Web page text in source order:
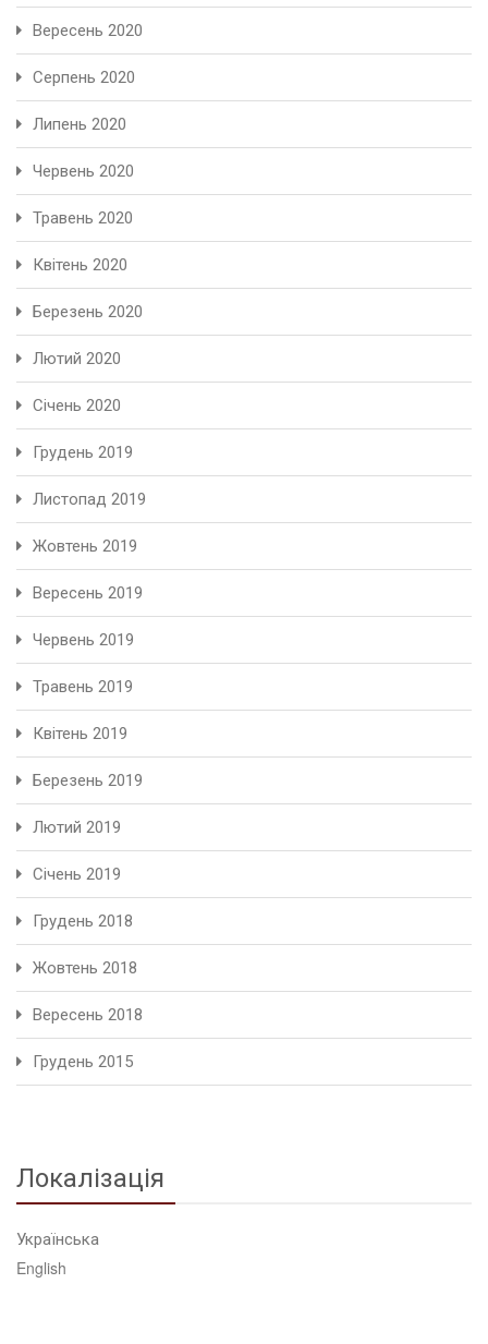
Вересень 2020
Серпень 2020
Липень 2020
Червень 2020
Травень 2020
Квітень 2020
Березень 2020
Лютий 2020
Січень 2020
Грудень 2019
Листопад 2019
Жовтень 2019
Вересень 2019
Червень 2019
Травень 2019
Квітень 2019
Березень 2019
Лютий 2019
Січень 2019
Грудень 2018
Жовтень 2018
Вересень 2018
Грудень 2015
Локалізація
Українська
English